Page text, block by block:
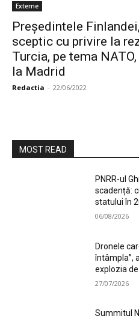
Externe
Președintele
sceptic cu privire la
Turcia, pe tema
la Madrid
Redactia - 22/06/2022
MOST READ
PNRR-ul
scadență:
statului în
06/08/2026
Dronele
întâmpla”,
explozia
27/07/2026
Summitul